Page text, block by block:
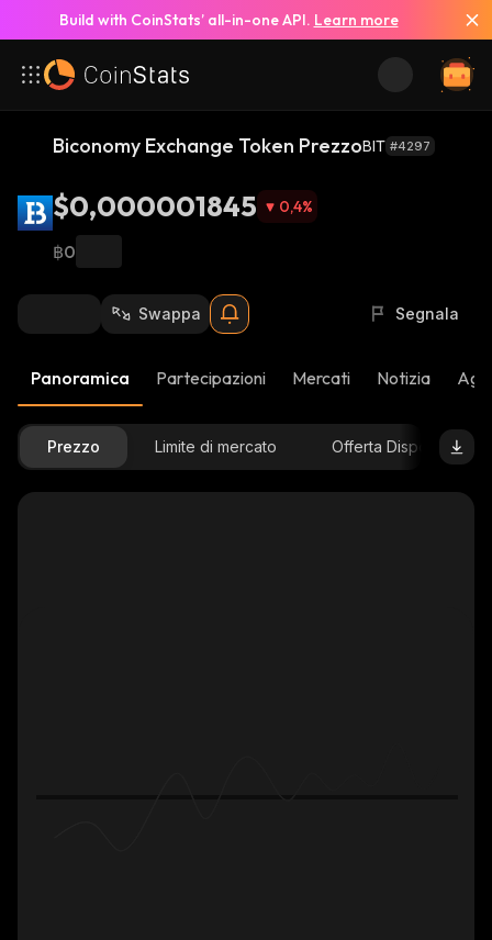
Build with CoinStats’ all-in-one API. Learn more
Biconomy Exchange Token PrezzoBIT #4297
$0,000001845 0,4%
฿0
Swappa Segnala
Panoramica Partecipazioni Mercati Notizia
Prezzo Limite di mercato Offerta Disponibile